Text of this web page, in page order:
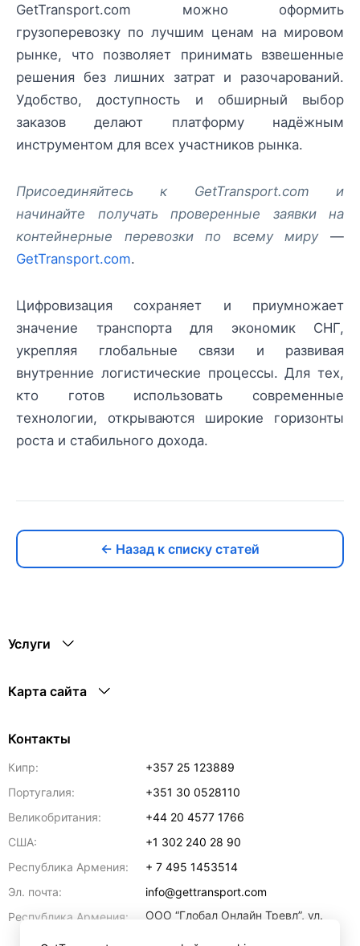
GetTransport.com можно оформить
грузоперевозку по лучшим ценам на мировом
рынке, что позволяет принимать взвешенные
решения без лишних затрат и разочарований.
Удобство, доступность и обширный выбор
заказов делают платформу надёжным
инструментом для всех участников рынка.
Присоединяйтесь к GetTransport.com и
начинайте получать проверенные заявки на
контейнерные перевозки по всему миру—
GetTransport.com.
Цифровизация сохраняет и приумножает
значение транспорта для экономик СНГ,
укрепляя глобальные связи и развивая
внутренние логистические процессы. Для тех,
кто готов использовать современные
технологии, открываются широкие горизонты
роста и стабильного дохода.
← Назад к списку статей
Услуги
Карта сайта
Контакты
Кипр:
+357 25 123889
Португалия:
+351 30 0528110
Великобритания:
+44 20 4577 1766
США:
+1 302 240 28 90
Республика Армения:
+ 7 495 1453514
Эл. почта:
info@gettransport.com
Республика Армения:
ООО “Глобал Онлайн Тревл”, ул.
регистрационный номер